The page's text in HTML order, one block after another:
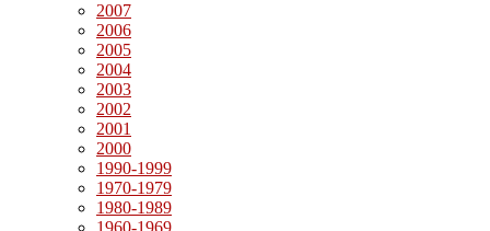
2007
2006
2005
2004
2003
2002
2001
2000
1990-1999
1970-1979
1980-1989
1960-1969